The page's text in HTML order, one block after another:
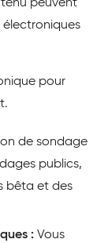
peuvent
électroniques
pour
de sondage
publics,
bêta et des
: Vous